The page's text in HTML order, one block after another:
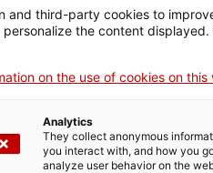
es va començar a
la seva activitat artística,
avaluar el que rep el teixit
la necessitat de crear.
and third-party cookies to
the content
on the use of cookies on this
Analytics
They collect anonymous
you interact with, and how you
analyze user behavior on the